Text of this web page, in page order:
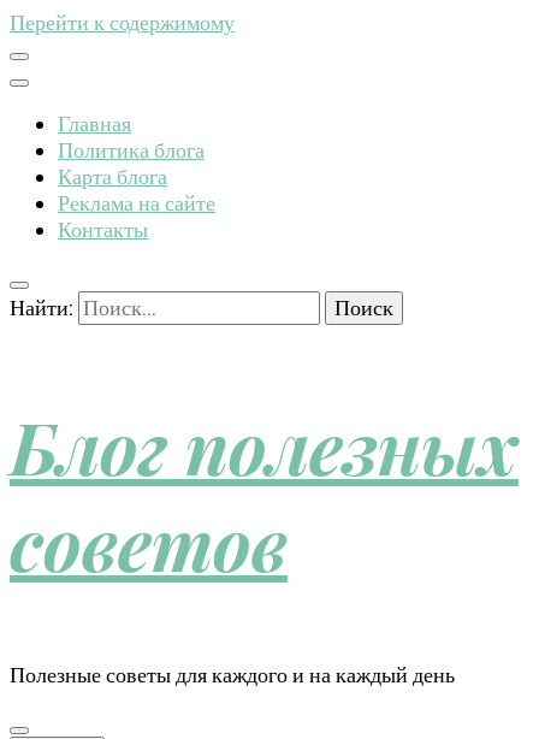
Перейти к содержимому
Главная
Политика блога
Карта блога
Реклама на сайте
Контакты
Найти:
Блог полезных
советов
Полезные советы для каждого и на каждый день